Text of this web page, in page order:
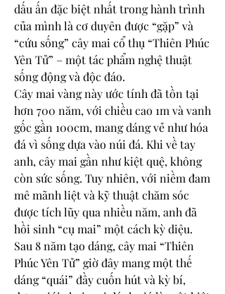
dấu ấn đặc biệt nhất trong hành trình
của mình là cơ duyên được “gặp” và
“cứu sống” cây mai cổ thụ “Thiên Phúc
Yên Tử” – một tác phẩm nghệ thuật
sống động và độc đáo.
Cây mai vàng này ước tính đã tồn tại
hơn 700 năm, với chiều cao 1m và vanh
gốc gần 100cm, mang dáng vẻ như hóa
đá vì sống dựa vào núi đá. Khi về tay
anh, cây mai gần như kiệt quệ, không
còn sức sống. Tuy nhiên, với niềm đam
mê mãnh liệt và kỹ thuật chăm sóc
được tích lũy qua nhiều năm, anh đã
hồi sinh “cụ mai” một cách kỳ diệu.
Sau 8 năm tạo dáng, cây mai “Thiên
Phúc Yên Tử” giờ đây mang một thế
dáng “quái” đầy cuốn hút và kỳ bí,